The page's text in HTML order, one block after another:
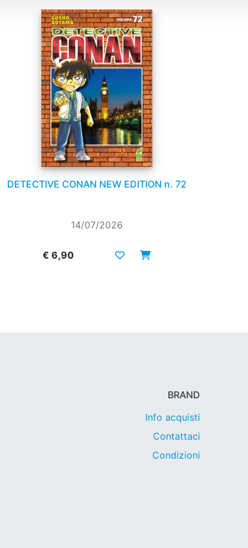
DETECTIVE CONAN NEW EDITION n. 72
14/07/2026
€ 6,90
BRAND
Info acquisti
Contattaci
Condizioni